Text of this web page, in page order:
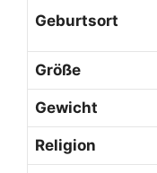
Geburtsort
Größe
Gewicht
Religion